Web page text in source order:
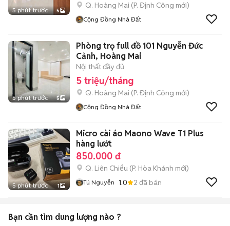
5 phút trước 5
Q. Hoàng Mai (P. Định Công mới)
Cộng Đồng Nhà Đất
5 phút trước 5
Phòng trọ full đồ 101 Nguyễn Đức
Cảnh, Hoàng Mai
Nội thất đầy đủ
5 triệu/tháng
Q. Hoàng Mai (P. Định Công mới)
Cộng Đồng Nhà Đất
5 phút trước 1
Micro cài áo Maono Wave T1 Plus
hàng lướt
850.000 đ
Q. Liên Chiểu (P. Hòa Khánh mới)
Tú Nguyễn 1.0 2 đã bán
Bạn cần tìm dung lượng nào ?